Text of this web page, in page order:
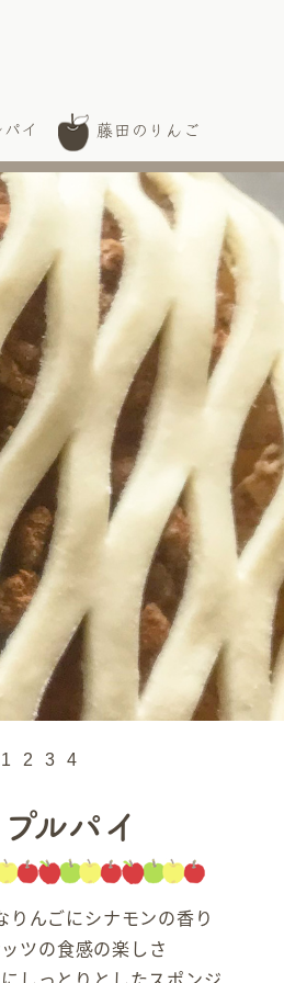
イ 藤田のりんご
1 2 3 4
ルパイ
りんごにシナモンの香り
ツの食感の楽しさ